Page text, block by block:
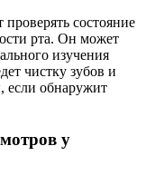
проверять состояние
рта. Он может
изучения
чистку зубов и
если обнаружит
у